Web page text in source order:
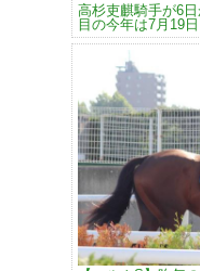
高杉吏麒騎手が6
目の今年は7月19